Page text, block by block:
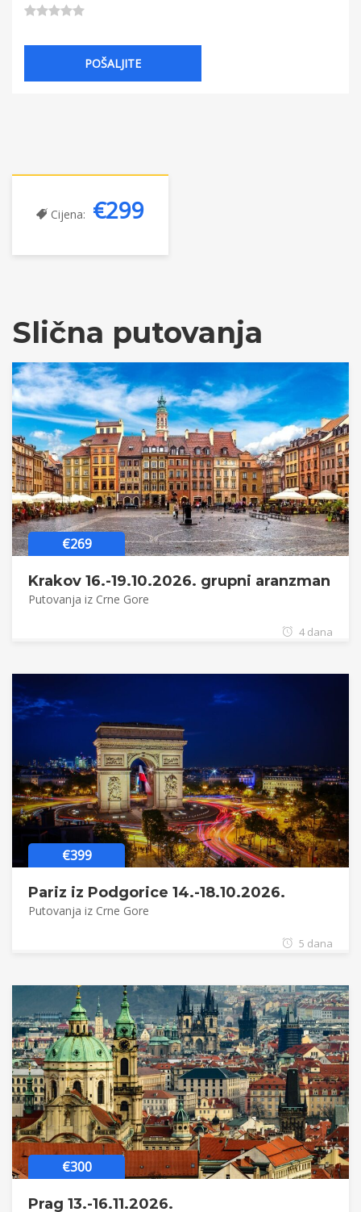
Cijena: €299
Slična putovanja
€269
Krakov 16.-19.10.2026. grupni aranzman
Putovanja iz Crne Gore
4 dana
€399
Pariz iz Podgorice 14.-18.10.2026.
Putovanja iz Crne Gore
5 dana
€300
Prag 13.-16.11.2026.